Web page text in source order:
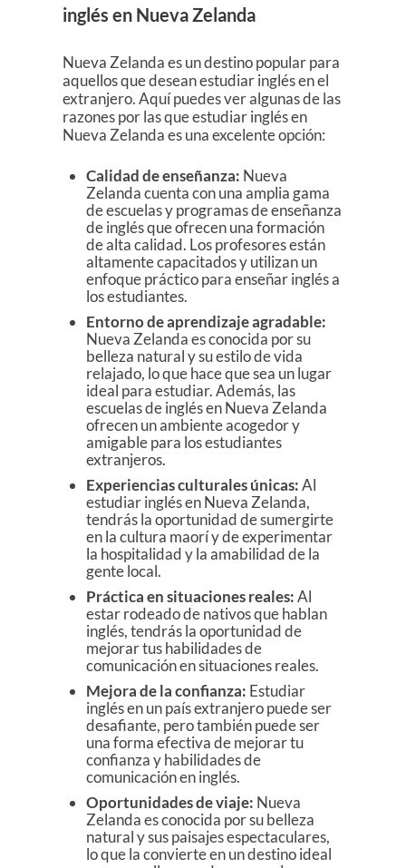
inglés en Nueva Zelanda
Nueva Zelanda es un destino popular para
aquellos que desean estudiar inglés en el
extranjero. Aquí puedes ver algunas de las
razones por las que estudiar inglés en
Nueva Zelanda es una excelente opción:
Calidad de enseñanza: Nueva
Zelanda cuenta con una amplia gama
de escuelas y programas de enseñanza
de inglés que ofrecen una formación
de alta calidad. Los profesores están
altamente capacitados y utilizan un
enfoque práctico para enseñar inglés a
los estudiantes.
Entorno de aprendizaje agradable:
Nueva Zelanda es conocida por su
belleza natural y su estilo de vida
relajado, lo que hace que sea un lugar
ideal para estudiar. Además, las
escuelas de inglés en Nueva Zelanda
ofrecen un ambiente acogedor y
amigable para los estudiantes
extranjeros.
Experiencias culturales únicas:Al
estudiar inglés en Nueva Zelanda,
tendrás la oportunidad de sumergirte
en la cultura maorí y de experimentar
la hospitalidad y la amabilidad de la
gente local.
Práctica en situaciones reales:Al
estar rodeado de nativos que hablan
inglés, tendrás la oportunidad de
mejorar tus habilidades de
comunicación en situaciones reales.
Mejora de la confianza: Estudiar
inglés en un país extranjero puede ser
desafiante, pero también puede ser
una forma efectiva de mejorar tu
confianza y habilidades de
comunicación en inglés.
Oportunidades de viaje: Nueva
Zelanda es conocida por su belleza
natural y sus paisajes espectaculares,
lo que la convierte en un destino ideal